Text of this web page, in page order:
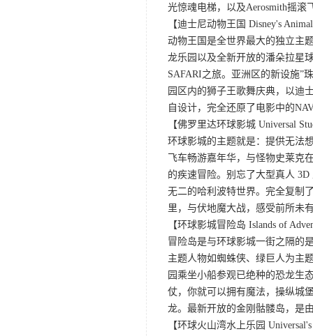
光惊魂电梯，以及Aerosmith摇
【迪士尼动物王国 Disney's
动物王国是全世界最大的独立主
龙乐园以及全新开放的潘朵拉星
SAFARI之旅。亚洲区的新设施”
园区内的狮子王歌舞庆典，以迪
自设计，完全还原了电影中的
【佛罗里达环球影城 Universal
环球影城的主题就是：提供无法
飞车畅游嘉年华，与怪物史莱
的疾速冒险。别忘了大型真人
无二的哈利波特世界。完全复制
里，与伏地魔大战，感受前所未
【环球影城冒险岛 Islands of
冒险岛是与环球影城一街之隔的
主题人物如蜘蛛侠、绿巨人为主
园乘坐小船参观已绝种的恐龙生
仗，你就可以拥有魔法，操纵城
龙。最新开放的金刚骷髅岛，是
【环球火山湾水上乐园